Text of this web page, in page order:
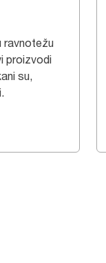
ravnotežu
proizvodi
su,